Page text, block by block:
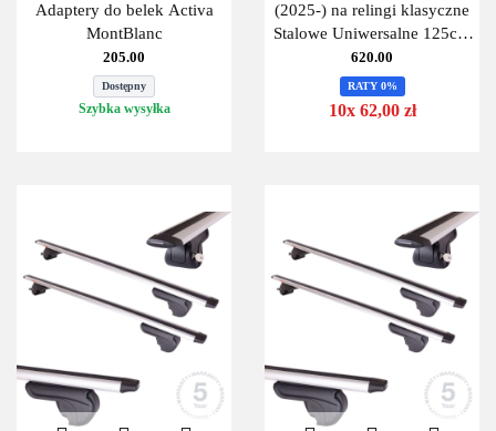
Adaptery do belek Activa
MontBlanc
205.00
Dostępny
Szybka wysyłka
(2025-) na relingi klasyczne
Stalowe Uniwersalne 125cm
MontBlanc 125 Steel-
620.00
RATY 0%
10x 62,00 zł